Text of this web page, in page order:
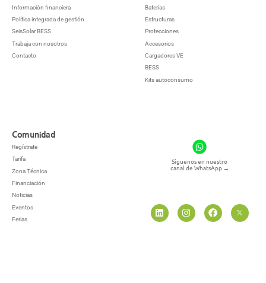
Información financiera
Política integrada de gestión
SeisSolar BESS
Trabaja con nosotros
Contacto
Baterías
Estructuras
Protecciones
Accesorios
Cargadores VE
BESS
Kits autoconsumo
Comunidad
Regístrate
Tarifa
Zona Técnica
Financiación
Noticias
Eventos
Ferias
Síguenos en nuestro
canal de WhatsApp →